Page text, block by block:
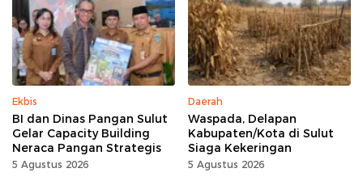
Ekbis
BI dan Dinas Pangan Sulut
Gelar Capacity Building
Neraca Pangan Strategis
5 Agustus 2026
Daerah
Waspada, Delapan
Kabupaten/Kota di Sulut
Siaga Kekeringan
5 Agustus 2026